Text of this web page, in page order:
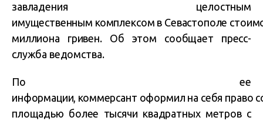
завладения целостным
имущественным комплексом в Севастополе
миллиона гривен. Об этом сообщает пресс-
служба ведомства.
По ее
информации, коммерсант оформил на себя право
площадью более тысячи квадратных метров с